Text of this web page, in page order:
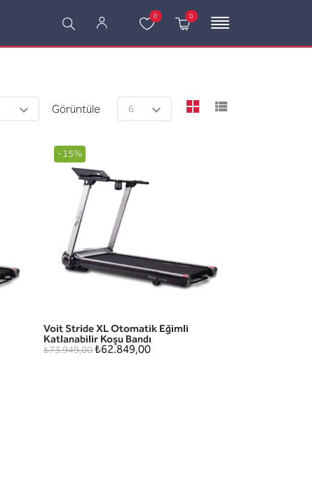
0 0
Görüntüle viewmode grid
HIZLI GÖRÜNÜM
-15%
Voit Stride XL Otomatik Eğimli
Katlanabilir Koşu Bandı
₺73.949,00₺62.849,00